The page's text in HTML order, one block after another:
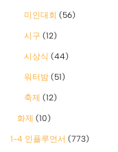
미인대회 (56)
시구 (12)
시상식 (44)
워터밤 (51)
축제 (12)
화제 (10)
1-4 인플루언서 (773)